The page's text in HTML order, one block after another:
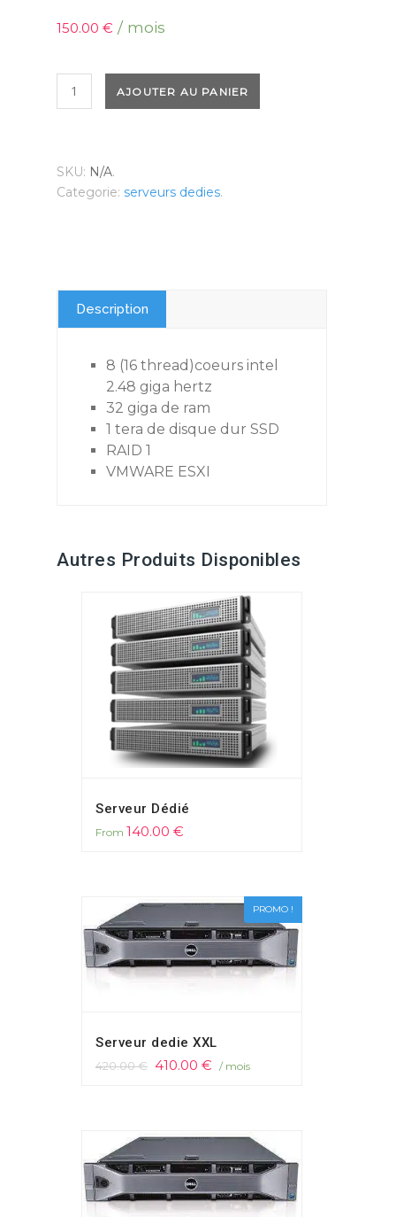
150.00 € / mois
M
AJOUTER AU PANIER
SKU: N/A.
Categorie: serveurs dedies.
Description
8 (16 thread)coeurs intel
2.48 giga hertz
32 giga de ram
1 tera de disque dur SSD
RAID 1
VMWARE ESXI
Autres Produits Disponibles
Serveur Dédié
From 140.00 €
PROMO !
Serveur dedie XXL
420.00€ 410.00 € / mois